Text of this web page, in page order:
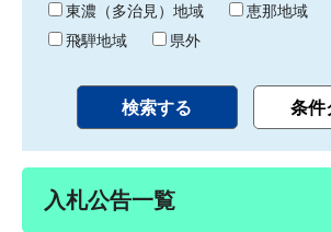
東濃（多治見）地域
恵那地域
飛騨地域
県外
入札公告一覧